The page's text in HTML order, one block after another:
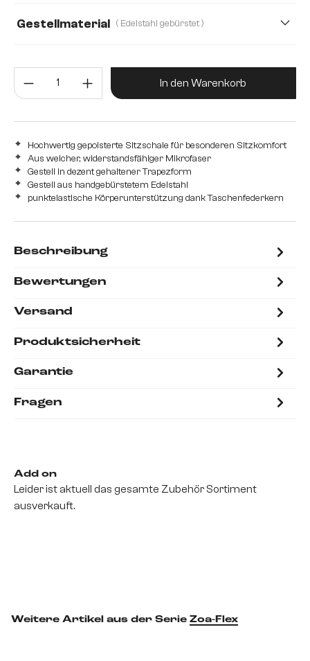
Teddystoff Webstoff Soft
Gestellmaterial ( Edelstahl gebürstet )
Produkt Anzahl: Gib den
In den Warenkorb
Hochwertig gepolsterte Sitzschale für besonderen Sitzkomfort
Aus weicher, widerstandsfähiger Mikrofaser
Gestell in dezent gehaltener Trapezform
Gestell aus handgebürstetem Edelstahl
punktelastische Körperunterstützung dank Taschenfederkern
Beschreibung
Bewertungen
Versand
Produktsicherheit
Garantie
Fragen
Add on
Leider ist aktuell das gesamte Zubehör Sortiment
ausverkauft.
Weitere Artikel aus der Serie Zoa-Flex